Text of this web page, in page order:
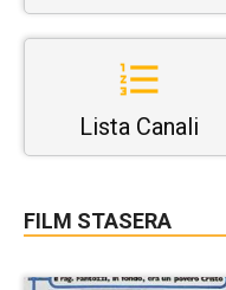
Lista Canali
FILM STASERA